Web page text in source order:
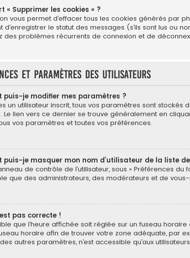
« Supprimer les cookies » ?
vous permet d’effacer tous les cookies générés par
d’enregistrer le statut des messages (s’ils sont lus ou
des problèmes récurrents de connexion et de
et paramètres des utilisateurs
puis-je modifier mes paramètres ?
un utilisateur inscrit, tous vos paramètres sont
Le lien vers ce dernier se trouve généralement en
vos paramètres et toutes vos préférences.
puis-je masquer mon nom d’utilisateur de la liste
de contrôle de l’utilisateur, sous « Préférences du
que des administrateurs, des modérateurs et de
pas correcte !
que l’heure affichée soit réglée sur un fuseau
horaire afin de trouver votre zone adéquate, par
autres paramètres, n’est accessible qu’aux